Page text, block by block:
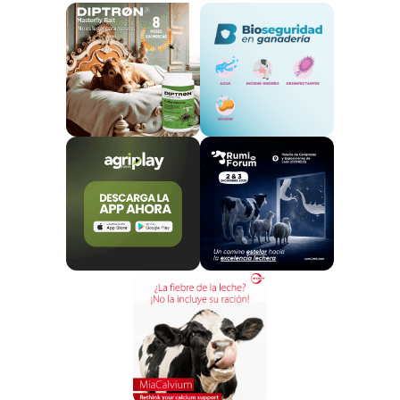
El tiempo necesario para obtener la
concentración
máxima y la concentración máxima en plasma
para la administración oral fue de
1,75 +- 0,46 horas
y 4,478.7 ± 962.4 ng/mL, respectivamente.
Respecto al comportamiento a las 3 horas de la
administración del fenobarbital, se obtuvieron
puntuaciones diferentes antes y después, en el
caso de la vía de administración oral.En cambio,
puntuaciones de comportamiento antes y
después de la administración del fenobarbital a
través de la vía intravenosa no fueron
diferentes.
biodisponibilidad del fenobarbital es pobre,
el tiempo de vida medio es muy corto.
considerarse dosis superiores a los 10 mg/kg
cuando se administra fenobarbital por vía oral al